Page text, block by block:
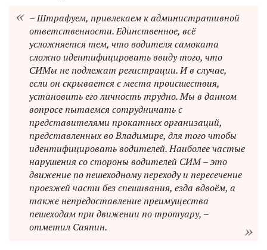
– Штрафуем, привлекаем к административной
ответственности. Единственное, всё
усложняется тем, что водителя самоката
сложно идентифицировать ввиду того, что
СИМы не подлежат регистрации. И в случае,
если он скрывается с места происшествия,
установить его личность трудно. Мы в данном
вопросе пытаемся сотрудничать с
представителями прокатных организаций,
представленных во Владимире, для того чтобы
идентифицировать водителей. Наиболее частые
нарушения со стороны водителей СИМ – это
движение по пешеходному переходу и пересечение
проезжей части без спешивания, езда вдвоём, а
также непредоставление преимущества
пешеходам при движении по тротуару, –
отметил Саяпин.